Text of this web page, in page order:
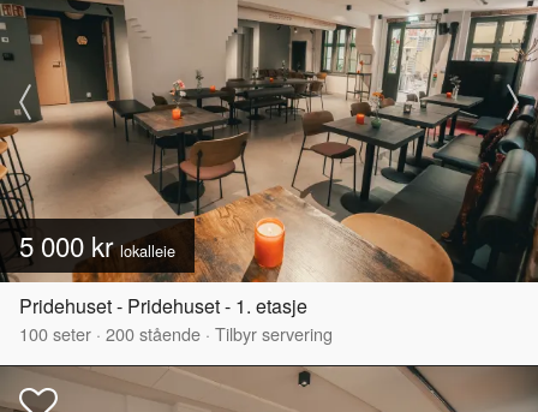
5 000 krlokalleie
Pridehuset - Pridehuset - 1. etasje
100seter · 200stående · Tilbyr servering